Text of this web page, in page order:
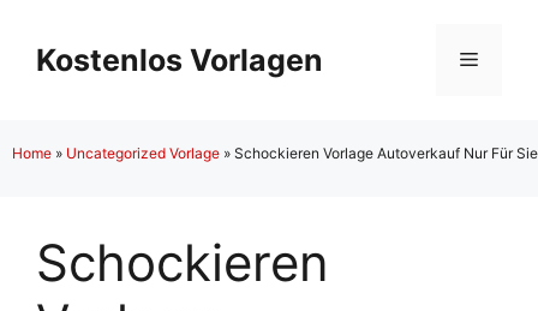
Inhalt
springen
Kostenlos Vorlagen Menü
Home » Uncategorized Vorlage » Schockieren Vorlage Autoverkauf Nur Für Sie
Schockieren